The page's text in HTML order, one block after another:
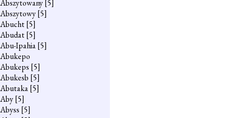
Abszytowany[5]
Abszytowy[5]
Abucht[5]
Abudat[5]
Abu-Ipahia[5]
Abukepo
Abukeps [5]
Abukesb [5]
Abutaka[5]
Aby[5]
Abyss [5]